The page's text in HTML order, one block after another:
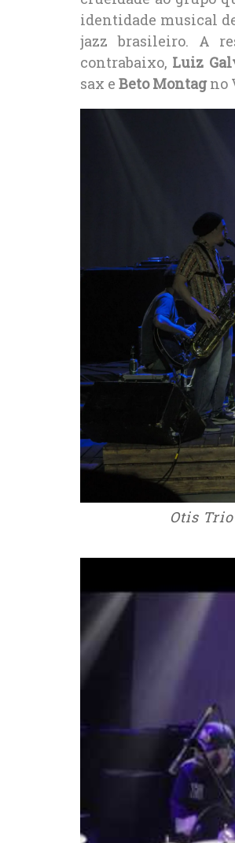
identidade musical
jazz brasileiro. A
contrabaixo, Luiz
sax e Beto Montagno
Otis